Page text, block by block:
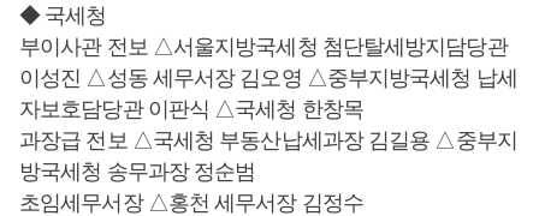
◆ 국세청
부이사관 전보 △서울지방국세청 첨단탈세방지담당관
이성진 △성동 세무서장 김오영 △중부지방국세청 납세
자보호담당관 이판식 △국세청 한창목
과장급 전보 △국세청 부동산납세과장 김길용 △중부지
방국세청 송무과장 정순범
초임세무서장 △홍천 세무서장 김정수